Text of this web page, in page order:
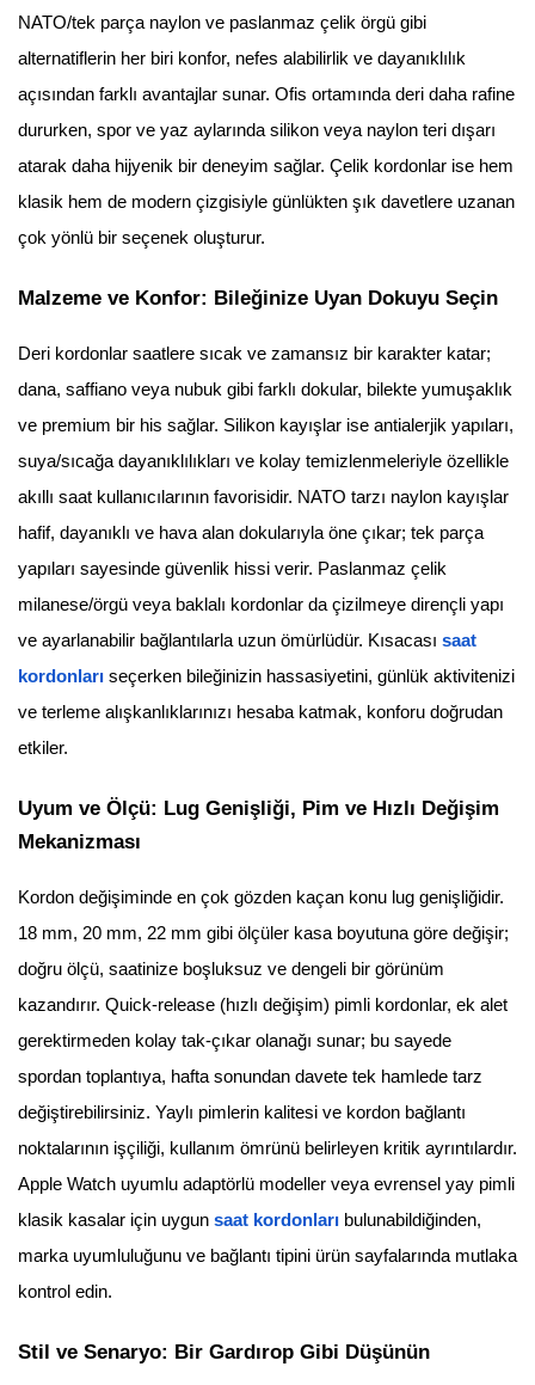
NATO/tek parça naylon ve paslanmaz çelik örgü gibi
alternatiflerin her biri konfor, nefes alabilirlik ve dayanıklılık
açısından farklı avantajlar sunar. Ofis ortamında deri daha rafine
dururken, spor ve yaz aylarında silikon veya naylon teri dışarı
atarak daha hijyenik bir deneyim sağlar. Çelik kordonlar ise hem
klasik hem de modern çizgisiyle günlükten şık davetlere uzanan
çok yönlü bir seçenek oluşturur.
Malzeme ve Konfor: Bileğinize Uyan Dokuyu Seçin
Deri kordonlar saatlere sıcak ve zamansız bir karakter katar;
dana, saffiano veya nubuk gibi farklı dokular, bilekte yumuşaklık
ve premium bir his sağlar. Silikon kayışlar ise antialerjik yapıları,
suya/sıcağa dayanıklılıkları ve kolay temizlenmeleriyle özellikle
akıllı saat kullanıcılarının favorisidir. NATO tarzı naylon kayışlar
hafif, dayanıklı ve hava alan dokularıyla öne çıkar; tek parça
yapıları sayesinde güvenlik hissi verir. Paslanmaz çelik
milanese/örgü veya baklalı kordonlar da çizilmeye dirençli yapı
ve ayarlanabilir bağlantılarla uzun ömürlüdür. Kısacası saat
kordonları seçerken bileğinizin hassasiyetini, günlük aktivitenizi
ve terleme alışkanlıklarınızı hesaba katmak, konforu doğrudan
etkiler.
Uyum ve Ölçü: Lug Genişliği, Pim ve Hızlı Değişim
Mekanizması
Kordon değişiminde en çok gözden kaçan konu lug genişliğidir.
18 mm, 20 mm, 22 mm gibi ölçüler kasa boyutuna göre değişir;
doğru ölçü, saatinize boşluksuz ve dengeli bir görünüm
kazandırır. Quick-release (hızlı değişim) pimli kordonlar, ek alet
gerektirmeden kolay tak-çıkar olanağı sunar; bu sayede
spordan toplantıya, hafta sonundan davete tek hamlede tarz
değiştirebilirsiniz. Yaylı pimlerin kalitesi ve kordon bağlantı
noktalarının işçiliği, kullanım ömrünü belirleyen kritik ayrıntılardır.
Apple Watch uyumlu adaptörlü modeller veya evrensel yay pimli
klasik kasalar için uygun saat kordonları bulunabildiğinden,
marka uyumluluğunu ve bağlantı tipini ürün sayfalarında mutlaka
kontrol edin.
Stil ve Senaryo: Bir Gardırop Gibi Düşünün